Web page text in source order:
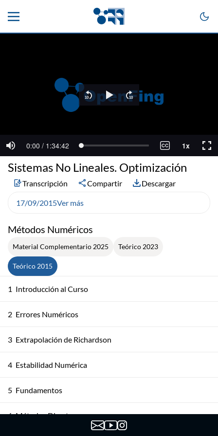
Métodos Numéricos
Material Complementario 2025 Teórico 2023
Teórico 2015
1 Introducción al Curso
2 Errores Numéricos
3 Extrapolación de Richardson
4 Estabilidad Numérica
5 Fundamentos
6 Métodos Directos
Sistemas No Lineales. Optimización
Transcripción Compartir Descargar
17/09/2015Ver más